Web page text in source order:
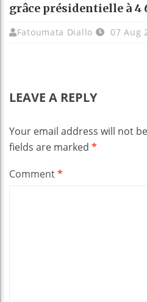
grâce présidentielle à 4
Fatoumata Diallo 07 Aug
LEAVE A REPLY
Your email address will not
fields are marked *
Comment*